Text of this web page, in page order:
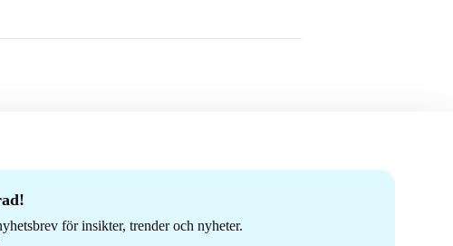
för insikter, trender och nyheter.